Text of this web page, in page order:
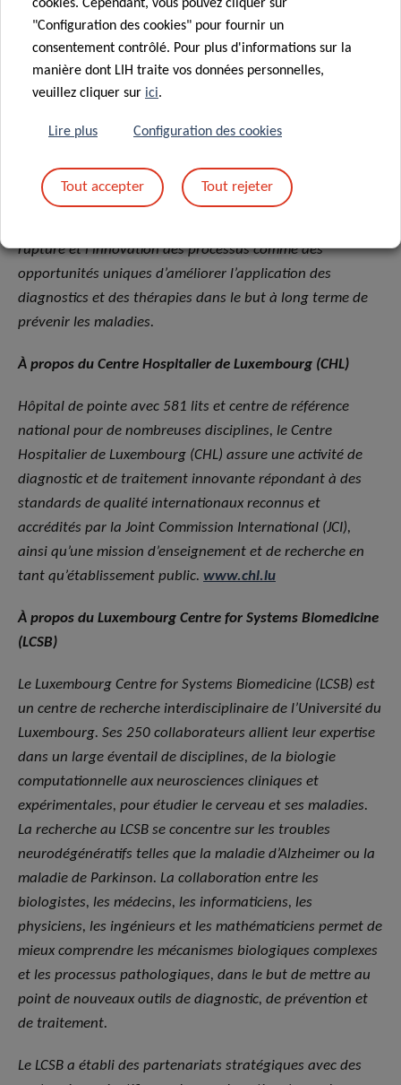
Le LIH place le patient au cœur de toutes ses activités,
d’utiliser les connaissances et les technologies issues de la
recherche sur les données dérivées des patients pour avoir
dévouées de chercheurs multidisciplinaires visent
liées aux maladies immunitaires et au cancer.
rupture et l’innovation des processus comme des
opportunités uniques d’améliorer l’application des
diagnostics et des thérapies dans le but à long terme de
prévenir les maladies.
À propos du Centre Hospitalier de Luxembourg (CHL)
Hôpital de pointe avec 581 lits et centre de référence
national pour de nombreuses disciplines, le Centre
Hospitalier de Luxembourg (CHL) assure une activité de
diagnostic et de traitement innovante répondant à des
standards de qualité internationaux reconnus et
accrédités par la Joint Commission International (JCI),
ainsi qu’une mission d’enseignement et de recherche en
tant qu’établissement public. www.chl.lu
À propos du Luxembourg Centre for Systems Biomedicine
(LCSB)
Le Luxembourg Centre for Systems Biomedicine (LCSB) est
un centre de recherche interdisciplinaire de l’Université du
Luxembourg. Ses 250 collaborateurs allient leur expertise
dans un large éventail de disciplines, de la biologie
computationnelle aux neurosciences cliniques et
expérimentales, pour étudier le cerveau et ses maladies.
La recherche au LCSB se concentre sur les troubles
neurodégénératifs telles que la maladie d’Alzheimer ou la
maladie de Parkinson. La collaboration entre les
biologistes, les médecins, les informaticiens, les
physiciens, les ingénieurs et les mathématiciens permet de
mieux comprendre les mécanismes biologiques complexes
et les processus pathologiques, dans le but de mettre au
point de nouveaux outils de diagnostic, de prévention et
de traitement.
Le LCSB a établi des partenariats stratégiques avec des
cookies. Cependant, vous pouvez cliquer sur
"Configuration des cookies" pour fournir un
consentement contrôlé. Pour plus d'informations sur la
manière dont LIH traite vos données personnelles,
veuillez cliquer sur ici.
Lire plus Configuration des cookies
Tout accepter Tout rejeter